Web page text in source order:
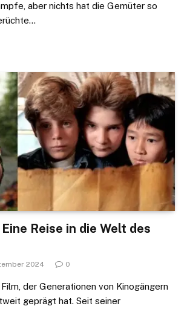
aber nichts hat die Gemüter so
Reise in die Welt des
2024 0
Film, der Generationen von Kinogängern
geprägt hat. Seit seiner